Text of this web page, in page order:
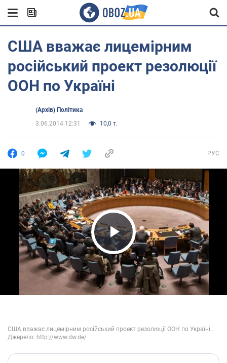
США вважає лицемірним
російський проект резолюції
ООН по Україні
(Архів) Політика
3.06.2014 12:31
10,0 т.
0 РУС
Play Video